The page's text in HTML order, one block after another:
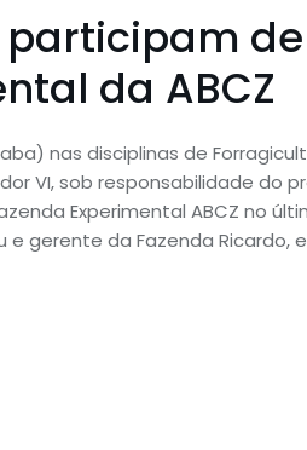
participam
da ABCZ
nas disciplinas de
VI, sob responsabilidade do
Experimental ABCZ no
gerente da Fazenda Ricardo,